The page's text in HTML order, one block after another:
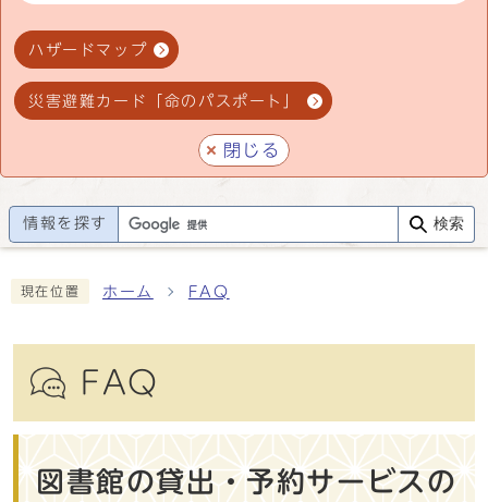
ハザードマップ
災害避難カード「命のパスポート」
閉じる
情報を探す 検索
現在位置 ホーム FAQ
FAQ
図書館の貸出・予約サービスの